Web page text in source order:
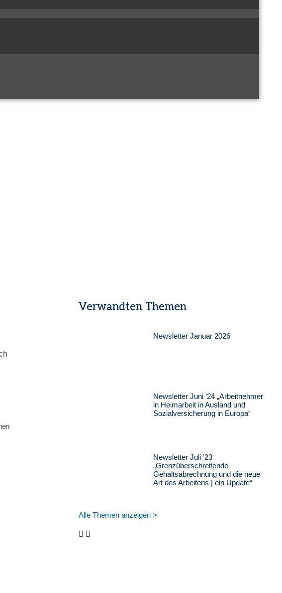
Verwandten Themen
Newsletter Januar 2026
Newsletter Juni ’24 „Arbeitnehmer
in Heimarbeit in Ausland und
Sozialversicherung in Europa“
Newsletter Juli ’23
„Grenzüberschreitende
Gehaltsabrechnung und die neue
Art des Arbeitens | ein Update“
Alle Themen anzeigen >